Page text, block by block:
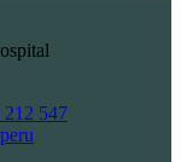
212 547